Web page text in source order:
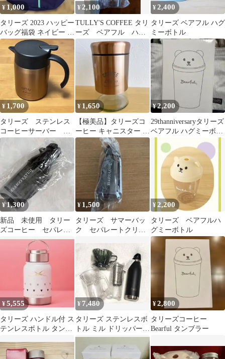
¥ 1,000
タリーズ 2023 ハッピー
バッグ福袋 ネイビー オ
ンワード
¥ 2,100
TULLY'S COFFEE タリ
ーズ ベアフル ハグ
ミーボトル １個
¥2,400
タリーズ ベアフル ハグ
ミーボトル
¥ 1,700
タリーズ ステンレス
コーヒーサーバー 福
袋
¥ 1,650
【極美品】タリーズコ
ーヒー キャニスター ガ
ラス瓶
¥2,200
29thanniversaryタリーズ
ベアフル ハグミーボト
ル ライトベージュ
¥1,300
新品 未使用 タリー
ズコーヒー セパレー
トクリアボトル 500㎖
¥ 1,500
タリーズ サマーバッ
ク セパレートクリア
¥2,200
タリーズ ベアフルハ
グミーボトル
¥5,555
タリーズ ハンドル付 ス
テンレスボトル タンブ
¥ 7,480
タリーズ ステンレスボ
トル ミル ドリッパー
サーバー
¥2,800
タリーズコーヒー
Bearful タンブラー